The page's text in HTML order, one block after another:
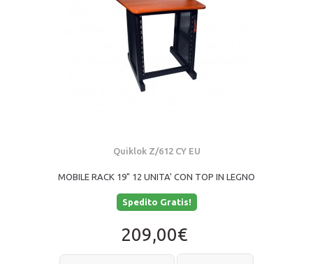
Quiklok Z/612 CY EU
MOBILE RACK 19" 12 UNITA' CON TOP IN LEGNO
Spedito Gratis!
209,00€